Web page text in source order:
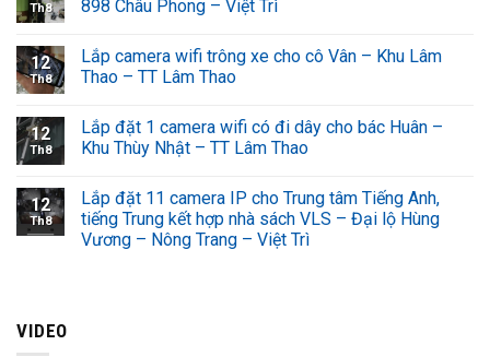
Th8
898 Châu Phong – Việt Trì
12
Th8
Lắp camera wifi trông xe cho cô Vân – Khu Lâm
Thao – TT Lâm Thao
12
Th8
Lắp đặt 1 camera wifi có đi dây cho bác Huân –
Khu Thùy Nhật – TT Lâm Thao
12
Th8
Lắp đặt 11 camera IP cho Trung tâm Tiếng Anh,
tiếng Trung kết hợp nhà sách VLS – Đại lộ Hùng
Vương – Nông Trang – Việt Trì
VIDEO